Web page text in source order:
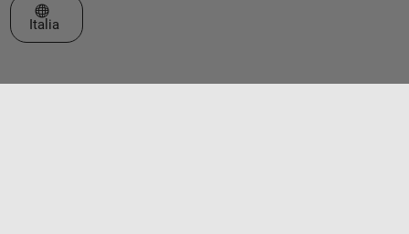
Seleziona un sito web
Italia